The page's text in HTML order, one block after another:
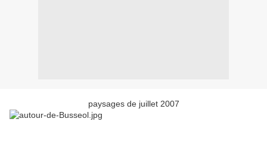
paysages de juillet 2007